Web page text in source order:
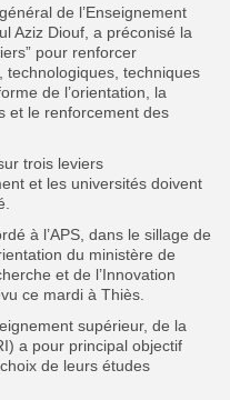
de l’Enseignement
Aziz Diouf, a préconisé la
pour renforcer
technologiques, techniques
de l’orientation, la
et le renforcement des
trois leviers
et les universités doivent
à l’APS, dans le sillage de
du ministère de
et de l’Innovation
ce mardi à Thiès.
supérieur, de la
a pour principal objectif
de leurs études